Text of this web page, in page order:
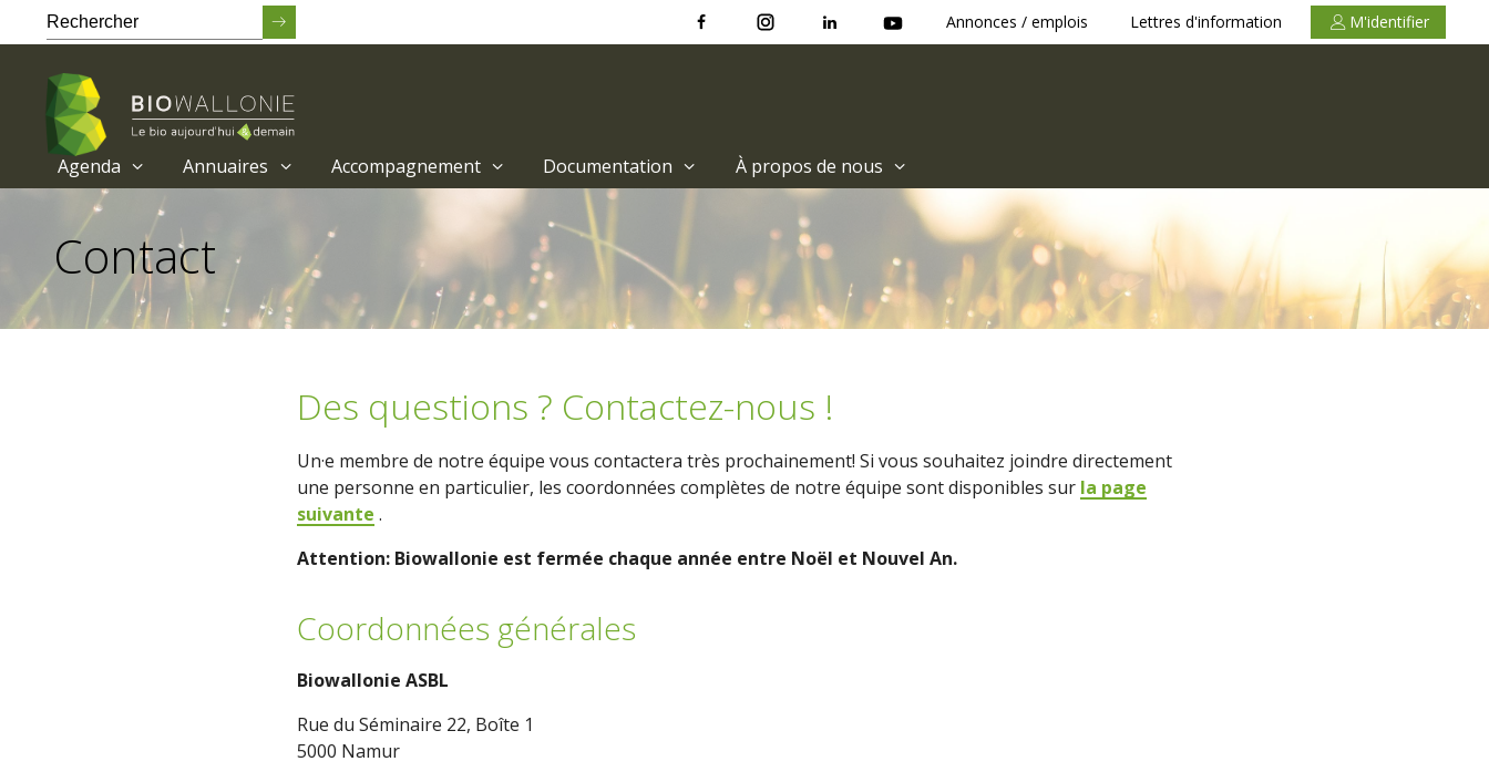
contenu
principal
Annonces / emplois Lettres d'information M'identifier
Agenda Annuaires Accompagnement Documentation À propos de nous
Contact
Des questions ? Contactez-nous !
Un·e membre de notre équipe vous contactera très prochainement! Si vous souhaitez joindre directement
une personne en particulier, les coordonnées complètes de notre équipe sont disponibles sur la page
suivante .
Attention: Biowallonie est fermée chaque année entre Noël et Nouvel An.
Coordonnées générales
Biowallonie ASBL
Rue du Séminaire 22, Boîte 1
5000 Namur